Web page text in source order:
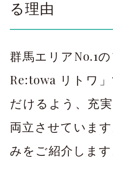
る理由
群馬エリアNo.1
Re:towa リトワ
だけるよう、充
両立させていま
みをご紹介します